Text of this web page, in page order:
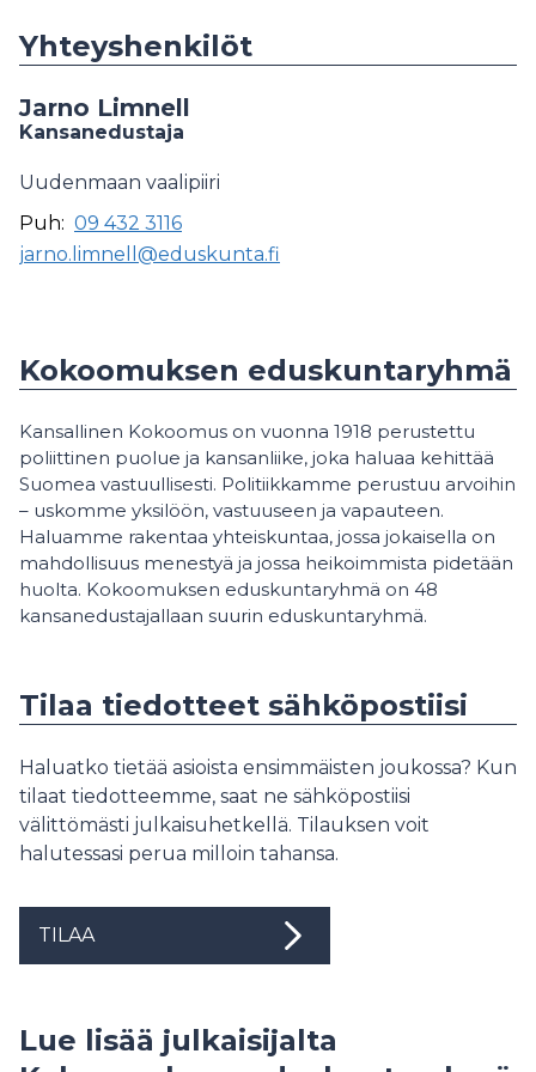
Yhteyshenkilöt
Jarno Limnell
Kansanedustaja
Uudenmaan vaalipiiri
Puh: 09 432 3116
jarno.limnell@eduskunta.fi
Kokoomuksen eduskuntaryhmä
Kansallinen Kokoomus on vuonna 1918 perustettu
poliittinen puolue ja kansanliike, joka haluaa kehittää
Suomea vastuullisesti. Politiikkamme perustuu arvoihin
– uskomme yksilöön, vastuuseen ja vapauteen.
Haluamme rakentaa yhteiskuntaa, jossa jokaisella on
mahdollisuus menestyä ja jossa heikoimmista pidetään
huolta. Kokoomuksen eduskuntaryhmä on 48
kansanedustajallaan suurin eduskuntaryhmä.
Tilaa tiedotteet sähköpostiisi
Haluatko tietää asioista ensimmäisten joukossa? Kun
tilaat tiedotteemme, saat ne sähköpostiisi
välittömästi julkaisuhetkellä. Tilauksen voit
halutessasi perua milloin tahansa.
TILAA
Lue lisää julkaisijalta